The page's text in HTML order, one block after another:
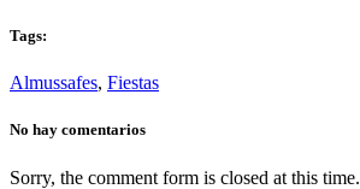
Tags:
Almussafes, Fiestas
No hay comentarios
Sorry, the comment form is closed at this time.